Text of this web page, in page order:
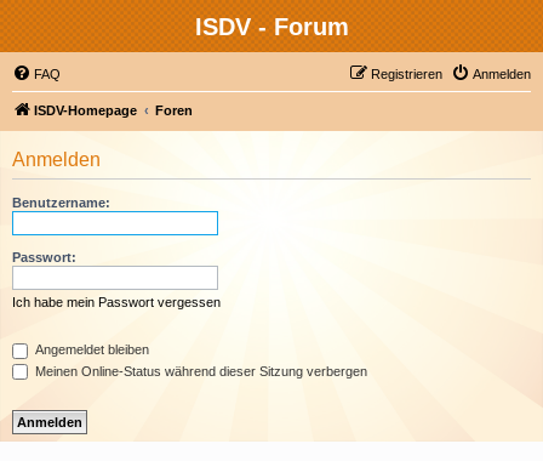
ISDV - Forum
FAQ Anmelden
Registrieren
ISDV-Homepage Foren
Anmelden
Benutzername:
Passwort:
Ich habe mein Passwort vergessen
Angemeldet bleiben
Meinen Online-Status während dieser Sitzung verbergen